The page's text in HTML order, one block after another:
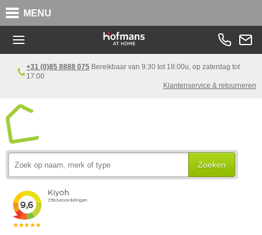
MENU
+31 (0)85 8888 075 Bereikbaar van 9:30 tot 18:00u, op zaterdag tot
17:00
Klantenservice & retourneren
Zoeken